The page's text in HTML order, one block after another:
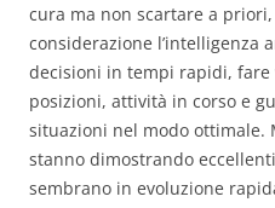
cura ma non scartare a
considerazione l’intelligenza
decisioni in tempi rapidi, fare
posizioni, attività in corso e
situazioni nel modo ottimale.
stanno dimostrando
sembrano in evoluzione